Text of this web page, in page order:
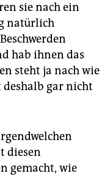
sie nach ein
natürlich
hab ihnen das
steht ja nach wie
deshalb gar nicht
diesen
gemacht, wie